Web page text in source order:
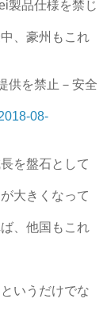
製品仕様を禁じ
、豪州もこれ
供を禁止－安全
08-
を盤石として
大きくなって
、他国もこれ
いうだけでな